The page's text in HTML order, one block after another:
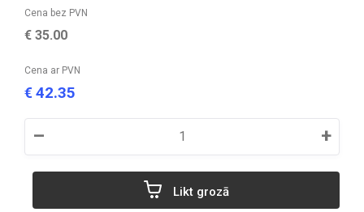
Cena bez PVN
€ 35.00
Cena ar PVN
€42.35
– +
Likt grozā